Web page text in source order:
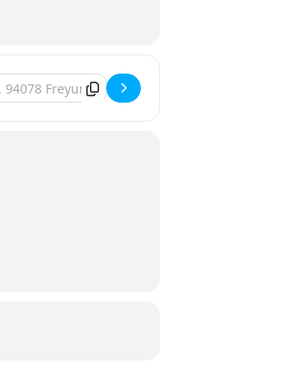
»8. Freyunger Zitherakademie«